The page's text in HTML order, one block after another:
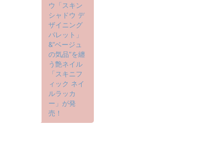
ウ「スキン
シャドウ デ
ザイニング
パレット」
&“ベージュ
の気品”を纏
う艶ネイル
「スキニフ
ィック ネイ
ルラッカ
ー」が発
売！